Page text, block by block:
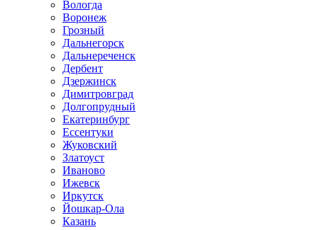
Вологда
Воронеж
Грозный
Дальнегорск
Дальнереченск
Дербент
Дзержинск
Димитровград
Долгопрудный
Екатеринбург
Ессентуки
Жуковский
Златоуст
Иваново
Ижевск
Иркутск
Йошкар-Ола
Казань